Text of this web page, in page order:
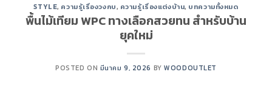
STYLE, ความรู้เรื่องวงกบ, ความรู้เรื่องแต่งบ้าน, บทความทั้งหมด
พื้นไม้เทียม WPC ทางเลือกสวยทน สำหรับบ้าน
ยุคใหม่
POSTED ON มีนาคม 9, 2026 BYWOODOUTLET